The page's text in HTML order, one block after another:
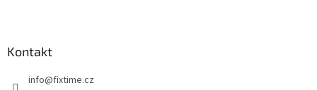
Kontakt
info@fixtime.cz